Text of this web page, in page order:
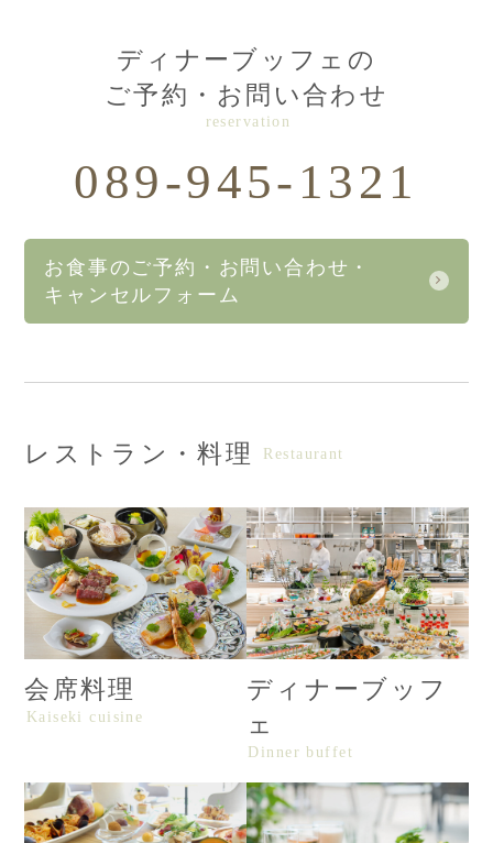
ディナーブッフェの
ご予約・お問い合わせ
reservation
089-945-1321
お食事のご予約・お問い合わせ・
キャンセルフォーム
レストラン・料理 Restaurant
会席料理
Kaiseki cuisine
ディナーブッフ
ェ
Dinner buffet